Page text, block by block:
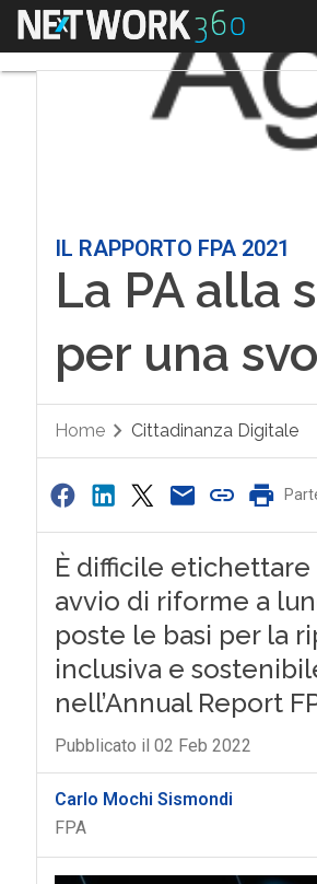
Menu
IL RAPPORTO FPA 2021
La PA alla
per una
Home Cittadinanza Digitale
È difficile
avvio di riforme a
poste le basi per la
inclusiva e
nell’Annual Report
Pubblicato il 02 Feb 2022
Carlo Mochi Sismondi
FPA